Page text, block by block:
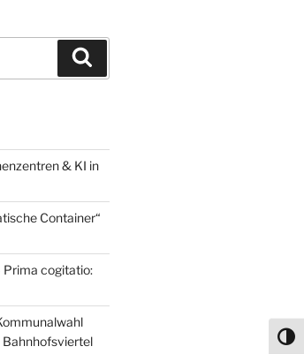
& KI in
Container“
Prima cogitatio: